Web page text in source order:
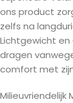
ons product
zelfs na
Lichtgewicht
dragen
comfort met
Milieuvriendelijk